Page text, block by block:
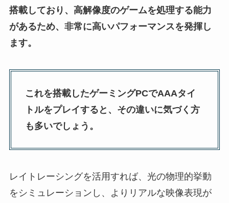
搭載しており、高解像度のゲームを処理する能力
があるため、非常に高いパフォーマンスを発揮し
ます。
これを搭載したゲーミングPCでAAAタイ
トルをプレイすると、その違いに気づく方
も多いでしょう。
レイトレーシングを活用すれば、光の物理的挙動
をシミュレーションし、よりリアルな映像表現が